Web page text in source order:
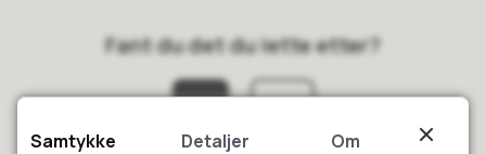
Fant du det du lette etter?
Samtykke Detaljer
Om